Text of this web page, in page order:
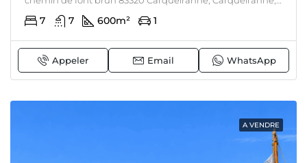
7 7 600m² 1
Appeler Email WhatsApp
A VENDRE